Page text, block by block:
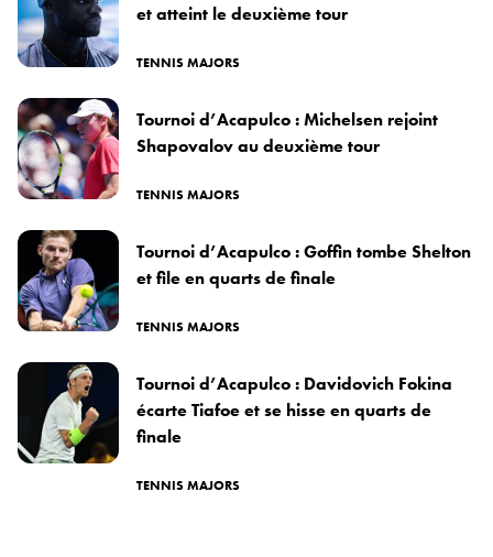
et atteint le deuxième tour
TENNIS MAJORS
Tournoi d’Acapulco : Michelsen rejoint
Shapovalov au deuxième tour
TENNIS MAJORS
Tournoi d’Acapulco : Goffin tombe Shelton
et file en quarts de finale
TENNIS MAJORS
Tournoi d’Acapulco : Davidovich Fokina
écarte Tiafoe et se hisse en quarts de
finale
TENNIS MAJORS